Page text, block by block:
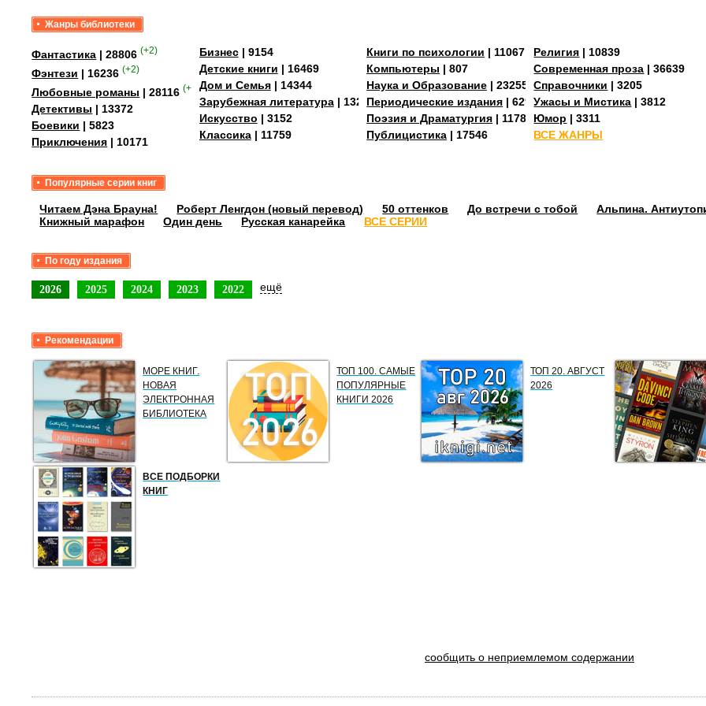
Жанры библиотеки
Фантастика | 28806 (+2)
Фэнтези | 16236 (+2)
Любовные романы | 28116 (+4)
Детективы | 13372
Боевики | 5823
Приключения | 10171
Бизнес| 9154
Детские книги | 16469
Дом и Семья| 14344
Зарубежная литература| 13273
Искусство | 3152
Классика| 11759
Книги по психологии | 11067
Компьютеры | 807
Наука и Образование | 23255
Периодические издания | 629
Поэзия и Драматургия | 11784
Публицистика | 17546
Религия | 10839
Современная проза | 36639
Справочники | 3205
Ужасы и Мистика | 3812
Юмор | 3311
ВСЕ ЖАНРЫ
Популярные серии книг
Читаем Дэна Брауна! Роберт Ленгдон (новый перевод) 50 оттенков До встречи с тобой
Альпина.
Книжный марафон
Один день Русская канарейка ВСЕ СЕРИИ
По году издания
2026 2025 2024 2023 2022 ещё
Рекомендации
МОРЕ КНИГ.
НОВАЯ
ЭЛЕКТРОННАЯ
БИБЛИОТЕКА
ТОП 100. САМЫЕ
ПОПУЛЯРНЫЕ
КНИГИ 2026
ТОП 20. АВГУСТ
2026
ВСЕ ПОДБОРКИ
КНИГ
сообщить о неприемлемом содержании